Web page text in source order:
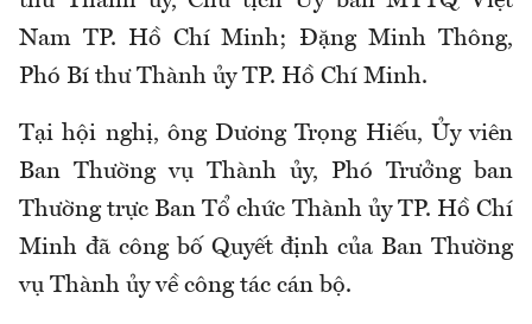
Nam TP. Hồ Chí Minh; Đặng Minh Thông,
Phó Bí thư Thành ủy TP. Hồ Chí Minh.
Tại hội nghị, ông Dương Trọng Hiếu, Ủy viên
Ban Thường vụ Thành ủy, Phó Trưởng ban
Thường trực Ban Tổ chức Thành ủy TP. Hồ Chí
Minh đã công bố Quyết định của Ban Thường
vụ Thành ủy về công tác cán bộ.